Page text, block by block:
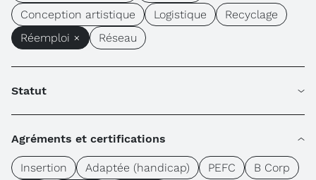
Conception artistique
Logistique
Recyclage
Réemploi ×
Réseau
Statut
Agréments et certifications
Insertion Adaptée (handicap) PEFC
B Corp